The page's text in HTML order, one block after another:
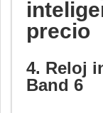
precio
4. Reloj
Band 6